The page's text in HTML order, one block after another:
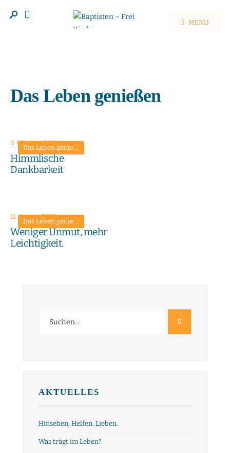
MENU
Das Leben genießen
Das Leben genießen
3. Oktober 2021
Himmlische
Dankbarkeit
Das Leben genießen
11. August 2019
Weniger Unmut, mehr
Leichtigkeit.
AKTUELLES
Hinsehen. Helfen. Lieben.
Was trägt im Leben?